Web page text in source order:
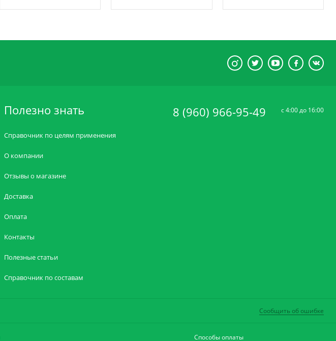
Полезно знать
Справочник по целям применения
О компании
Отзывы о магазине
Доставка
Оплата
Контакты
Полезные статьи
Справочник по составам
8 (960) 966-95-49 c 4:00 до 16:00
Сообщить об ошибке
Способы оплаты